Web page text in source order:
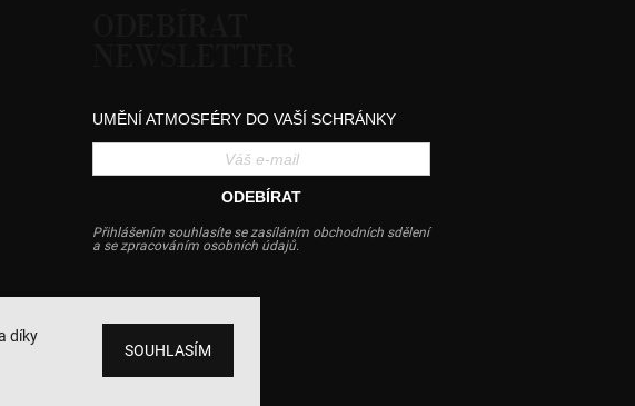
díky
SOUHLASÍM
UMĚNÍ ATMOSFÉRY DO VAŠÍ SCHRÁNKY
ODEBÍRAT
Přihlášením souhlasíte se zasíláním obchodních sdělení
a se zpracováním osobních údajů.